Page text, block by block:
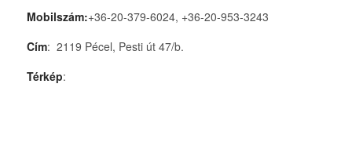
Mobilszám:+36-20-379-6024, +36-20-953-3243
Cím: 2119 Pécel, Pesti út 47/b.
Térkép: